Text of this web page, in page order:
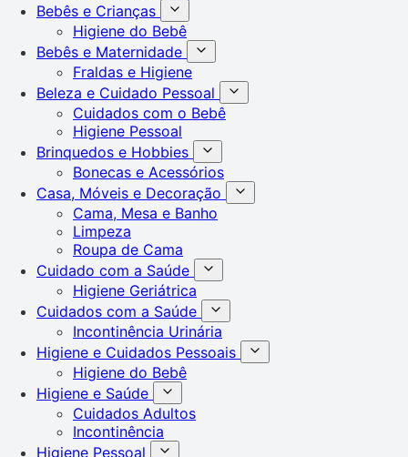
Bebês e Crianças
Higiene do Bebê
Bebês e Maternidade
Fraldas e Higiene
Beleza e Cuidado Pessoal
Cuidados com o Bebê
Higiene Pessoal
Brinquedos e Hobbies
Bonecas e Acessórios
Casa, Móveis e Decoração
Cama, Mesa e Banho
Limpeza
Roupa de Cama
Cuidado com a Saúde
Higiene Geriátrica
Cuidados com a Saúde
Incontinência Urinária
Higiene e Cuidados Pessoais
Higiene do Bebê
Higiene e Saúde
Cuidados Adultos
Incontinência
Higiene Pessoal